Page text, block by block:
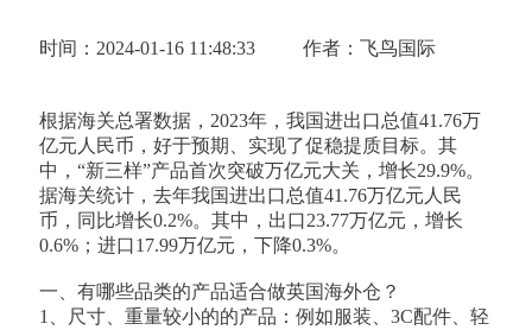
时间：2024-01-16 11:48:33 作者：飞鸟国际
根据海关总署数据，2023年，我国进出口总值41.76万
亿元人民币，好于预期、实现了促稳提质目标。其
中，“新三样”产品首次突破万亿元大关，增长29.9%。
据海关统计，去年我国进出口总值41.76万亿元人民
币，同比增长0.2%。其中，出口23.77万亿元，增长
0.6%；进口17.99万亿元，下降0.3%。
一、有哪些品类的产品适合做英国海外仓？
1、尺寸、重量较小的的产品：例如服装、3C配件、轻